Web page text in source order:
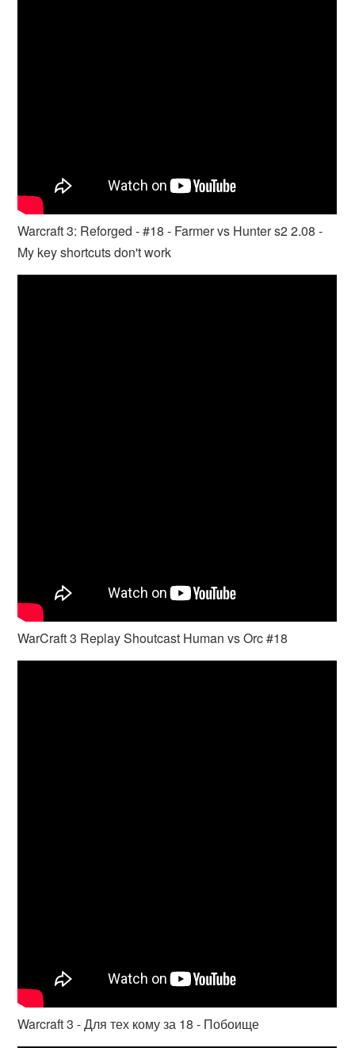
Warcraft 3: Reforged - #18 - Farmer vs Hunter s2 2.08 -
My key shortcuts don't work
WarCraft 3 Replay Shoutcast Human vs Orc #18
Warcraft 3 - Для тех кому за 18 - Побоище